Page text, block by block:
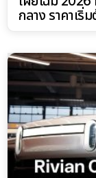
กลาง ราคาเริ่